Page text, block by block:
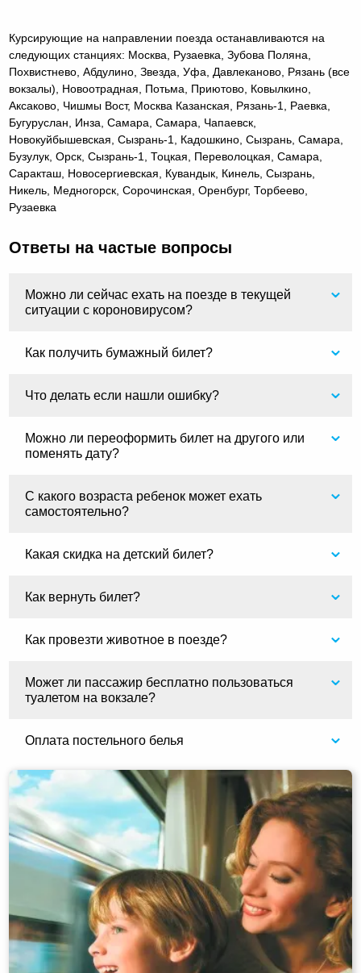
Курсирующие на направлении поезда останавливаются на
следующих станциях: Москва, Рузаевка, Зубова Поляна,
Похвистнево, Абдулино, Звезда, Уфа, Давлеканово, Рязань (все
вокзалы), Новоотрадная, Потьма, Приютово, Ковылкино,
Аксаково, Чишмы Вост, Москва Казанская, Рязань-1, Раевка,
Бугуруслан, Инза, Самара, Самара, Чапаевск,
Новокуйбышевская, Сызрань-1, Кадошкино, Сызрань, Самара,
Бузулук, Орск, Сызрань-1, Тоцкая, Переволоцкая, Самара,
Саракташ, Новосергиевская, Кувандык, Кинель, Сызрань,
Никель, Медногорск, Сорочинская, Оренбург, Торбеево,
Рузаевка
Ответы на частые вопросы
Можно ли сейчас ехать на поезде в текущей
ситуации с короновирусом?
Как получить бумажный билет?
Что делать если нашли ошибку?
Можно ли переоформить билет на другого или
поменять дату?
С какого возраста ребенок может ехать
самостоятельно?
Какая скидка на детский билет?
Как вернуть билет?
Как провезти животное в поезде?
Может ли пассажир бесплатно пользоваться
туалетом на вокзале?
Оплата постельного белья